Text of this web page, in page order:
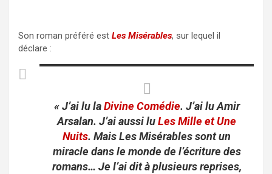
Son roman préféré est Les Misérables, sur lequel il
déclare :
« J’ai lu laDivine Comédie. J’ai lu Amir
Arsalan. J’ai aussi luLes Mille et Une
Nuits. Mais Les Misérables sont un
miracle dans le monde de l’écriture des
romans… Je l’ai dit à plusieurs reprises,